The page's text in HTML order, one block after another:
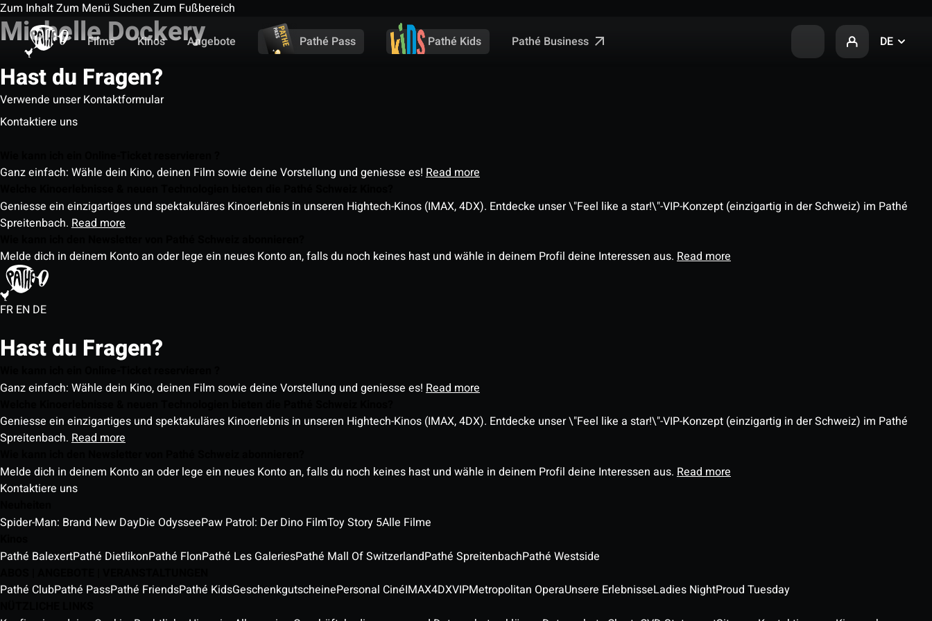
Zum InhaltZum Menü Suchen Zum Fußbereich
Filme
Kinos Angebote Pathé Pass Pathé Kids Pathé Business DE
Michelle Dockery
Hast du Fragen?
Verwende unser Kontaktformular
Kontaktiere uns
Ganz einfach: Wähle dein Kino, deinen Film sowie deine Vorstellung und geniesse es! Read more
Geniesse ein einzigartiges und spektakuläres Kinoerlebnis in unseren Hightech-Kinos (IMAX, 4DX). Entdecke unser \"Feel like a star!\"-VIP-Konzept (einzigartig in der Schweiz) im Pathé
Spreitenbach. Read more
Melde dich in deinem Konto an oder lege ein neues Konto an, falls du noch keines hast und wähle in deinem Profil deine Interessen aus. Read more
FR EN DE
Hast du Fragen?
Ganz einfach: Wähle dein Kino, deinen Film sowie deine Vorstellung und geniesse es! Read more
Geniesse ein einzigartiges und spektakuläres Kinoerlebnis in unseren Hightech-Kinos (IMAX, 4DX). Entdecke unser \"Feel like a star!\"-VIP-Konzept (einzigartig in der Schweiz) im Pathé
Spreitenbach. Read more
Melde dich in deinem Konto an oder lege ein neues Konto an, falls du noch keines hast und wähle in deinem Profil deine Interessen aus. Read more
Kontaktiere uns
Spider-Man: Brand New DayDie OdysseePaw Patrol: Der Dino FilmToy Story 5Alle Filme
Pathé BalexertPathé DietlikonPathé FlonPathé Les GaleriesPathé Mall Of SwitzerlandPathé SpreitenbachPathé Westside
Pathé ClubPathé PassPathé FriendsPathé KidsGeschenkgutscheinePersonal CinéIMAX4DXVIPMetropolitan OperaUnsere ErlebnisseLadies NightProud Tuesday